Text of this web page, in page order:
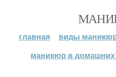
главная виды
маникюр в домашних